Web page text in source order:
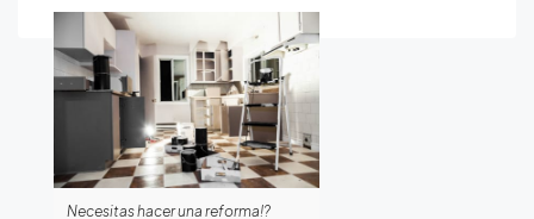
Necesitas hacer una reforma!?